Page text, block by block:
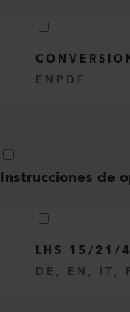
EN PDF
Instrucciones de
LHS 15/21/
DE, EN, IT,